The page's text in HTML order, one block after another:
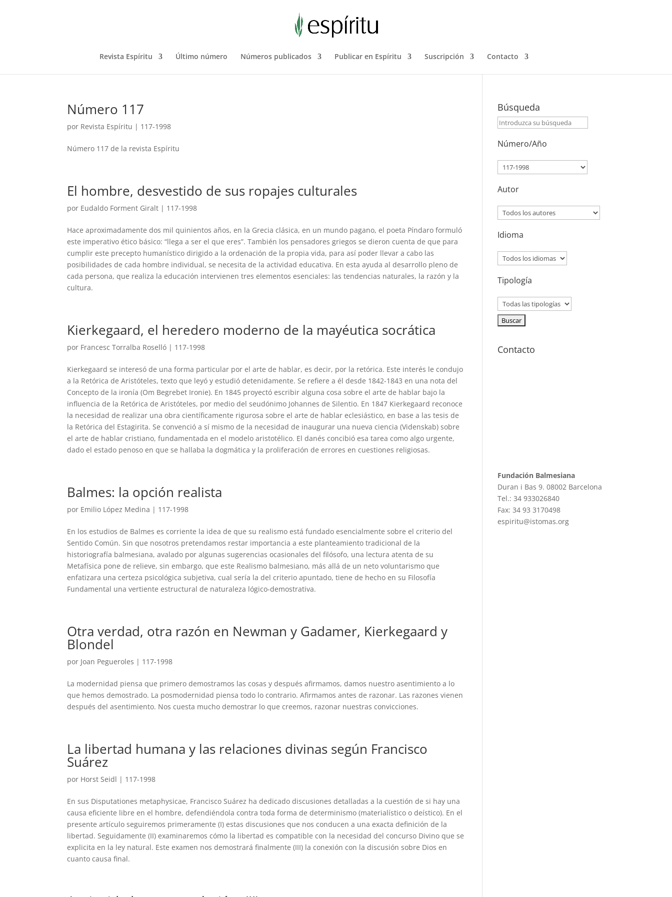
Revista Espíritu Último número Números publicados Publicar en Espíritu Suscripción Contacto
Número 117
por Revista Espíritu | 117-1998
Número 117 de la revista Espíritu
El hombre, desvestido de sus ropajes culturales
por Eudaldo Forment Giralt | 117-1998
Hace aproximadamente dos mil quinientos años, en la Grecia clásica, en un mundo pagano, el poeta Píndaro formuló
este imperativo ético básico: “llega a ser el que eres”. También los pensadores griegos se dieron cuenta de que para
cumplir este precepto humanístico dirigido a la ordenación de la propia vida, para así poder llevar a cabo las
posibilidades de cada hombre individual, se necesita de la actividad educativa. En esta ayuda al desarrollo pleno de
cada persona, que realiza la educación intervienen tres elementos esenciales: las tendencias naturales, la razón y la
cultura.
Kierkegaard, el heredero moderno de la mayéutica socrática
por Francesc Torralba Roselló | 117-1998
Kierkegaard se interesó de una forma particular por el arte de hablar, es decir, por la retórica. Este interés le condujo
a la Retórica de Aristóteles, texto que leyó y estudió detenidamente. Se refiere a él desde 1842-1843 en una nota del
Concepto de la ironía (Om Begrebet Ironie). En 1845 proyectó escribir alguna cosa sobre el arte de hablar bajo la
influencia de la Retórica de Aristóteles, por medio del seudónimo Johannes de Silentio. En 1847 Kierkegaard reconoce
la necesidad de realizar una obra científicamente rigurosa sobre el arte de hablar eclesiástico, en base a las tesis de
la Retórica del Estagirita. Se convenció a sí mismo de la necesidad de inaugurar una nueva ciencia (Videnskab) sobre
el arte de hablar cristiano, fundamentada en el modelo aristotélico. El danés concibió esa tarea como algo urgente,
dado el estado penoso en que se hallaba la dogmática y la proliferación de errores en cuestiones religiosas.
Balmes: la opción realista
por Emilio López Medina | 117-1998
En los estudios de Balmes es corriente la idea de que su realismo está fundado esencialmente sobre el criterio del
Sentido Común. Sin que nosotros pretendamos restar importancia a este planteamiento tradicional de la
historiografía balmesiana, avalado por algunas sugerencias ocasionales del filósofo, una lectura atenta de su
Metafísica pone de relieve, sin embargo, que este Realismo balmesiano, más allá de un neto voluntarismo que
enfatizara una certeza psicológica subjetiva, cual sería la del criterio apuntado, tiene de hecho en su Filosofía
Fundamental una vertiente estructural de naturaleza lógico-demostrativa.
Otra verdad, otra razón en Newman y Gadamer, Kierkegaard y
Blondel
por Joan Pegueroles | 117-1998
La modernidad piensa que primero demostramos las cosas y después afirmamos, damos nuestro asentimiento a lo
que hemos demostrado. La posmodernidad piensa todo lo contrario. Afirmamos antes de razonar. Las razones vienen
después del asentimiento. Nos cuesta mucho demostrar lo que creemos, razonar nuestras convicciones.
La libertad humana y las relaciones divinas según Francisco
Suárez
por Horst Seidl | 117-1998
En sus Disputationes metaphysicae, Francisco Suárez ha dedicado discusiones detalladas a la cuestión de si hay una
causa eficiente libre en el hombre, defendiéndola contra toda forma de determinismo (materialístico o deístico). En el
presente artículo seguiremos primeramente (I) estas discusiones que nos conducen a una exacta definición de la
libertad. Seguidamente (II) examinaremos cómo la libertad es compatible con la necesidad del concurso Divino que se
explicita en la ley natural. Este examen nos demostrará finalmente (III) la conexión con la discusión sobre Dios en
cuanto causa final.
Búsqueda
Número/Año
Autor
Idioma
Tipología
Contacto
Fundación Balmesiana
Duran i Bas 9. 08002 Barcelona
Tel.: 34 933026840
Fax: 34 93 3170498
espiritu@istomas.org